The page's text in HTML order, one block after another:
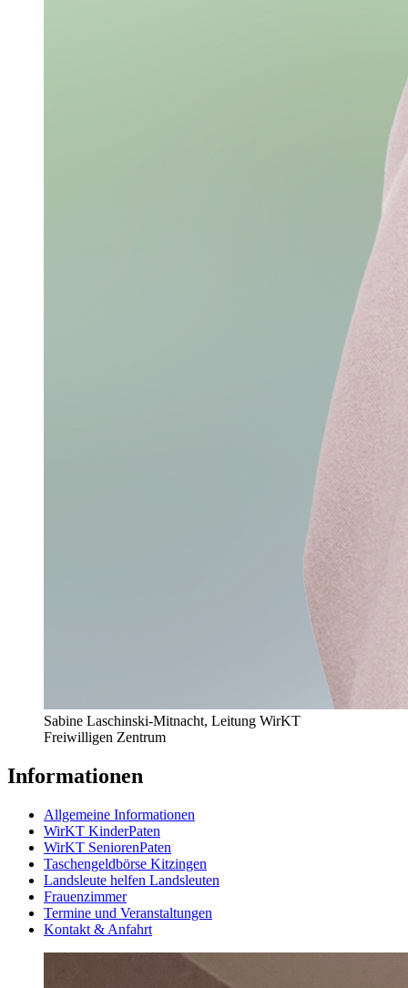
Sabine Laschinski-Mitnacht, Leitung WirKT
Freiwilligen Zentrum
Informationen
Allgemeine Informationen
WirKT KinderPaten
WirKT SeniorenPaten
Taschengeldbörse Kitzingen
Landsleute helfen Landsleuten
Frauenzimmer
Termine und Veranstaltungen
Kontakt & Anfahrt